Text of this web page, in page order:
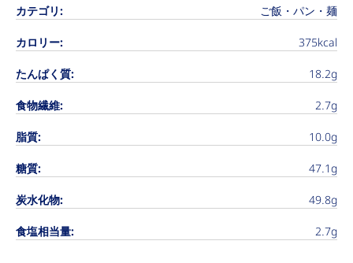
カテゴリ:
ご飯・パン・麺
カロリー:
375kcal
たんぱく質:
18.2g
食物繊維:
2.7g
脂質:
10.0g
糖質:
47.1g
炭水化物:
49.8g
食塩相当量:
2.7g